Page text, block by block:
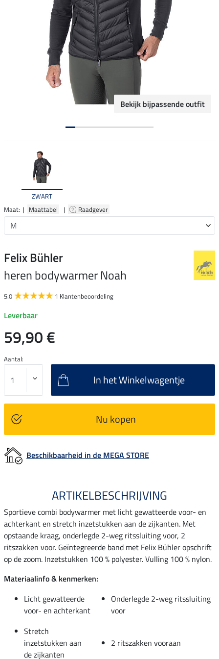
Bekijk bijpassende outfit
ZWART
Maat: | Maattabel | Raadgever
Felix Bühler
heren bodywarmer Noah
5.0 1 Klantenbeoordeling
Leverbaar
59,90 €
Aantal:
In het Winkelwagentje
Nu kopen
Beschikbaarheid in de MEGA STORE
ARTIKELBESCHRIJVING
Sportieve combi bodywarmer met licht gewatteerde voor- en
achterkant en stretch inzetstukken aan de zijkanten. Met
opstaande kraag, onderlegde 2-weg ritssluiting voor, 2
ritszakken voor. Geïntegreerde band met Felix Bühler opschrift
op de zoom. Inzetstukken 100 % polyester. Vulling 100 % nylon.
Materiaalinfo & kenmerken:
Licht gewatteerde
voor- en achterkant
Onderlegde 2-weg ritssluiting
voor
Stretch
inzetstukken aan
de zijkanten
2 ritszakken vooraan